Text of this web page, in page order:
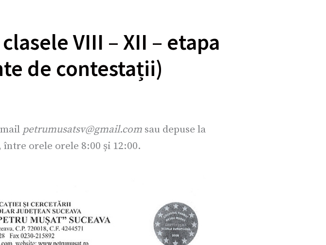
VIII – XII – etapa
de contestații)
petrumusatsv@gmail.com sau depuse la
orele orele 8:00 și 12:00.